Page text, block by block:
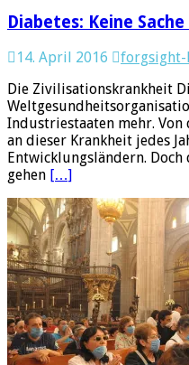
Diabetes: Keine
14. April 2016
forgsight-
Die Zivilisationskrankheit
Industriestaaten mehr.
an dieser Krankheit jedes
Entwicklungsländern.
gehen […]